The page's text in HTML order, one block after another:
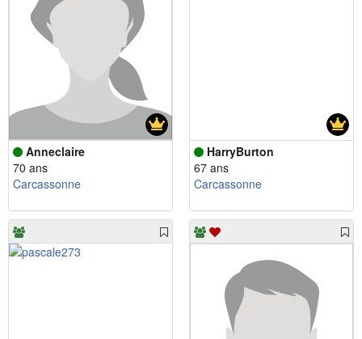
Anneclaire
70 ans
Carcassonne
HarryBurton
67 ans
Carcassonne